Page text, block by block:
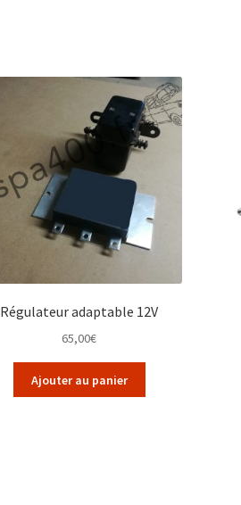
Régulateur adaptable 12V
65,00€
Ajouter au panier